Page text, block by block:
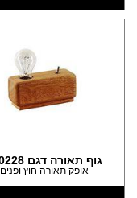
גוף תאורה דגם 800228
אופק תאורה חוץ ופנים